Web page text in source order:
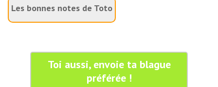
Les bonnes notes de Toto
Toi aussi, envoie ta blague
préférée !